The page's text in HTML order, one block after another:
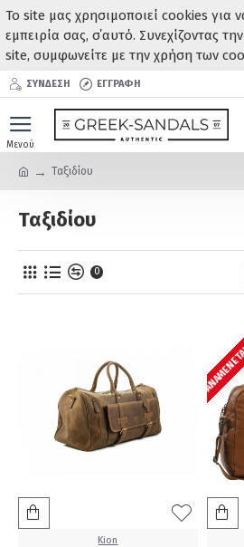
Το site μας χρησιμοποιεί cookies για
εμπειρία σας, σ΄αυτό. Συνεχίζοντας
site, συμφωνείτε με την χρήση των
ΣΥΝΔΕΣΗ ΕΓΓΡΑΦΗ
Ταξιδίου
Ταξιδίου
0
Kion